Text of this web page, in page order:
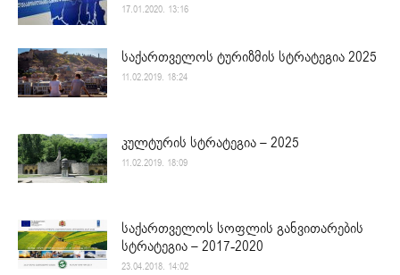
17.01.2020. 13:16
საქართველოს ტურიზმის სტრატეგია 2025
11.02.2019. 18:24
კულტურის სტრატეგია – 2025
11.02.2019. 18:09
საქართველოს სოფლის განვითარების
სტრატეგია – 2017-2020
23.04.2018. 14:02